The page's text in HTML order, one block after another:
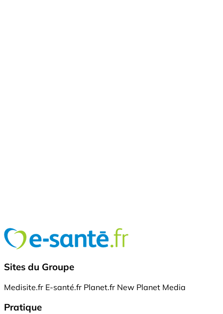
Sites du Groupe
Medisite.fr E-santé.fr Planet.fr New Planet Media
Pratique